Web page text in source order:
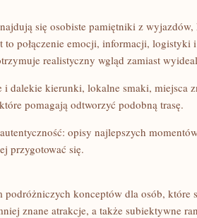
się osobiste pamiętniki z
to połączenie emocji, informacji, logistyki
realistyczny wgląd zamiast
dalekie kierunki, lokalne smaki, miejsca
pomagają odtworzyć podobną trasę.
opisy najlepszych
przygotować się.
podróżniczych konceptów dla osób,
znane atrakcje, a także subiektywne